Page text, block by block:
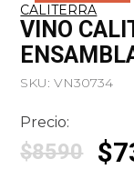
3.
pack
4 .
gin
5.
jack daniels
7 .
whisky
CALITERRA
VINO
SKU:VN30734
Precio:
$8590 $